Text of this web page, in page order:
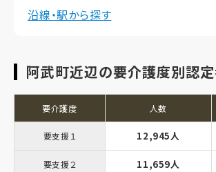
沿線・駅から探す
阿武町近辺の要介護度別認
要介護度 人数
要支援１ 12,945人
要支援２ 11,659人